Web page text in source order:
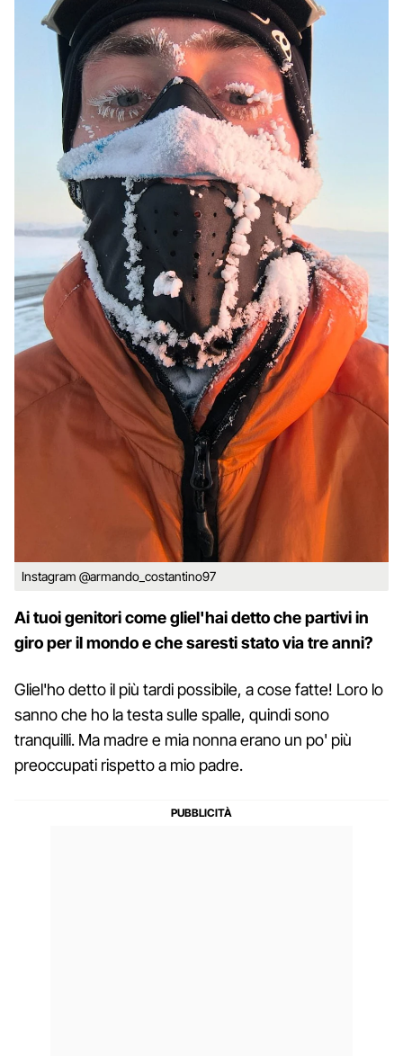
Instagram @armando_costantino97
Ai tuoi genitori come gliel'hai detto che partivi in
giro per il mondo e che saresti stato via tre anni?
Gliel'ho detto il più tardi possibile, a cose fatte! Loro lo
sanno che ho la testa sulle spalle, quindi sono
tranquilli. Ma madre e mia nonna erano un po' più
preoccupati rispetto a mio padre.